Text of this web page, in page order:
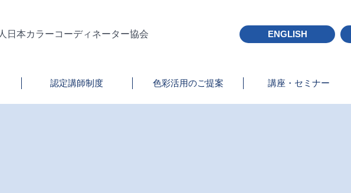
日本カラーコーディネーター協会 ENGLISH
認定講師制度 色彩活用のご提案 講座・セミナー